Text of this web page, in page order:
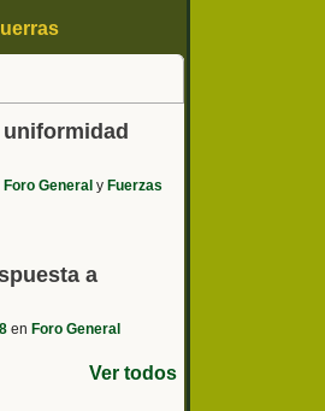
Foro General y Fuerzas
a
en Foro General
Ver todos